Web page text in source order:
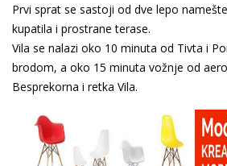
Prvi sprat se sastoji od dve lepo
kupatila i prostrane terase.
Vila se nalazi oko 10 minuta od Tivta i
brodom, a oko 15 minuta vožnje od
Besprekorna i retka Vila.